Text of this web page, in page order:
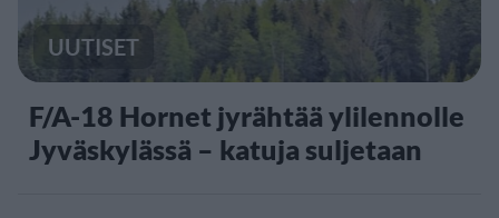
UUTISET
F/A-18 Hornet jyrähtää ylilennolle
Jyväskylässä – katuja suljetaan